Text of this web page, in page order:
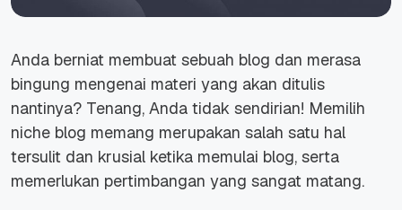
Anda berniat membuat sebuah blog dan merasa
bingung mengenai materi yang akan ditulis
nantinya? Tenang, Anda tidak sendirian! Memilih
niche blog memang merupakan salah satu hal
tersulit dan krusial ketika memulai blog, serta
memerlukan pertimbangan yang sangat matang.